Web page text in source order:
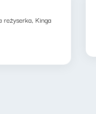
reżyserka, Kinga